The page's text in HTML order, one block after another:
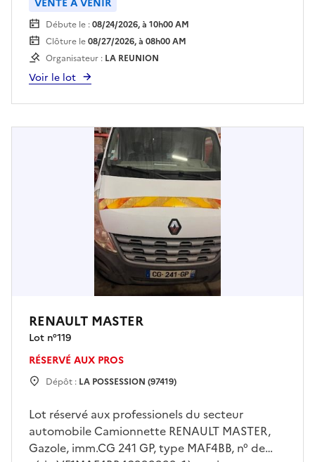
de dépôt.Enlèvement sur plateau
obligatoire.Pour retirer le véhicule, le bon
d'enlèvement imprimé sera requis.
Débute le :08/24/2026, à 10h00 AM
Clôture le08/27/2026, à 08h00 AM
Organisateur : LA REUNION
Voir le lot
RENAULT MASTER
Lot n°119
RÉSERVÉ AUX PROS
Dépôt : LA POSSESSION (97419)
Lot réservé aux professionels du secteur
automobile Camionnette RENAULT MASTER,
Gazole, imm.CG 241 GP, type MAF4BB, n° de